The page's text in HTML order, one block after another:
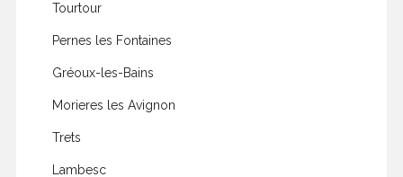
Tourtour
Pernes les Fontaines
Gréoux-les-Bains
Morieres les Avignon
Trets
Lambesc